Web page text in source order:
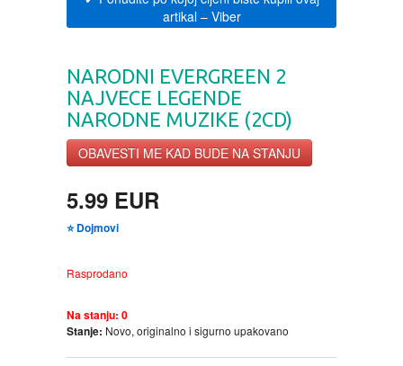
DRAMA
DRUSTVENA IGRA
DUH I TELO
EDUKATIVNI
PAVLOVICA KREMA
100% PRIRODNO
artikal– Viber
NARODNI EVERGREEN 2
NAJVECE LEGENDE
NARODNE MUZIKE (2CD)
OBAVESTI ME KAD BUDE NA STANJU
5.99 EUR
⭐ Dojmovi
Rasprodano
Na stanju: 0
Stanje: Novo, originalno i sigurno upakovano